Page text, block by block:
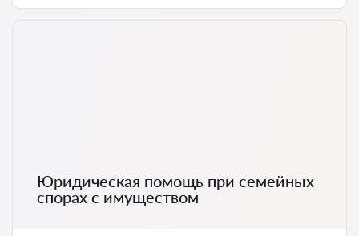
Юридическая помощь при семейных
спорах с имуществом